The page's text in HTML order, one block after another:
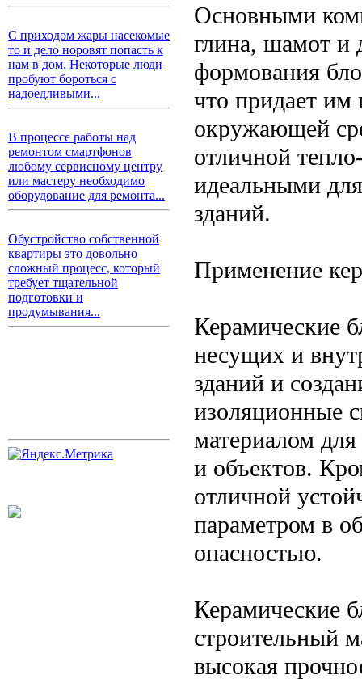
С приходом жары насекомые
то и дело норовят попасть к
нам в дом. Некоторые люди
пробуют бороться с
надоедливыми...
В процессе работы над
ремонтом смартфонов
любому сервисному центру
или мастеру необходимо
оборудование для ремонта...
Обустройство собственной
квартиры это довольно
сложный процесс, который
требует тщательной
подготовки и
продумывания...
Основными
глина, шамот и
формования
что придает им
окружающей
отличной
идеальными
зданий.
Применение
Керамические
несущих и
зданий и
изоляционные
материалом
и объектов.
отличной
параметром в
опасностью.
Керамические
строительный
высокая